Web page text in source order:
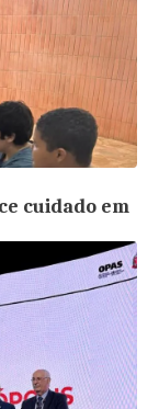
cuidado em